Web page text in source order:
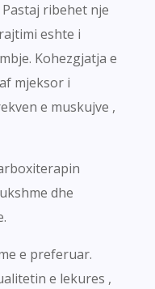
ribehet nje
eshte i
Kohezgjatja e
mjeksor i
e muskujve ,
dhe
e preferuar.
e lekures ,